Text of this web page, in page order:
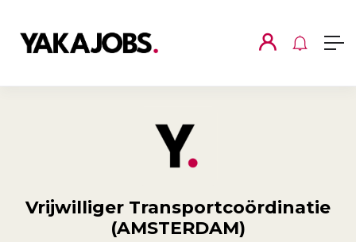
Vrijwilliger Transportcoördinatie
(AMSTERDAM)